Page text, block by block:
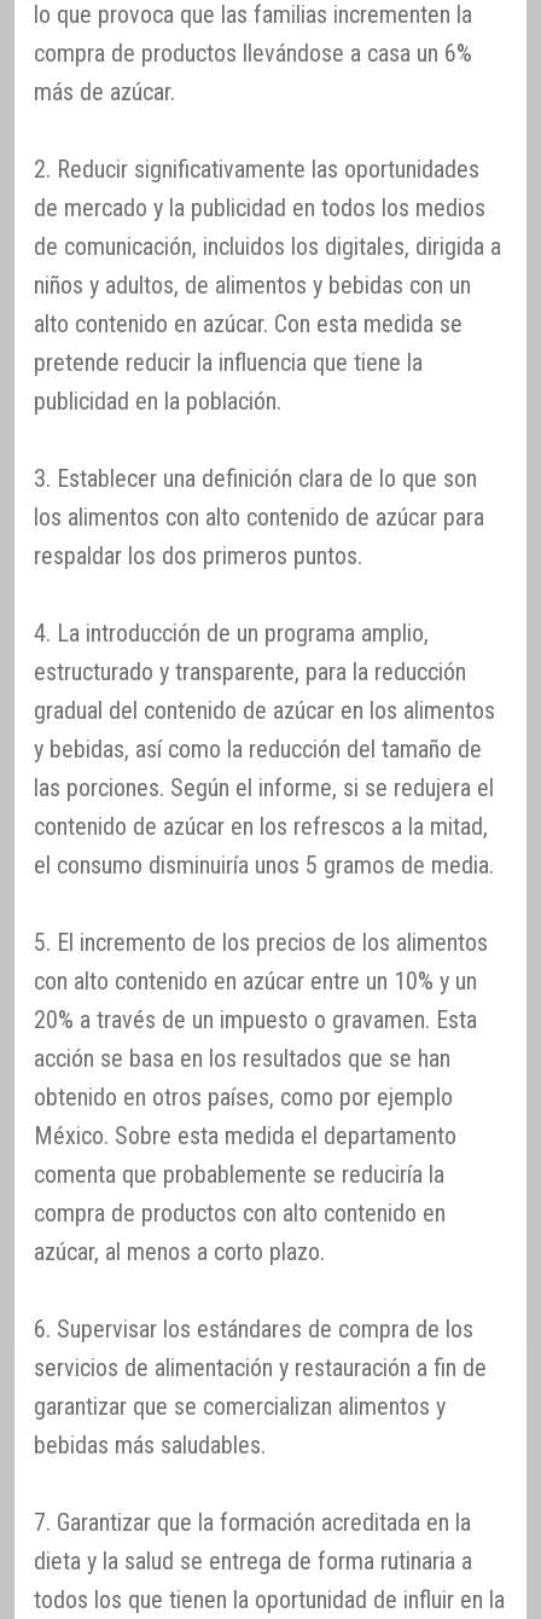
lo que provoca que las familias incrementen la
compra de productos llevándose a casa un 6%
más de azúcar.
2. Reducir significativamente las oportunidades
de mercado y la publicidad en todos los medios
de comunicación, incluidos los digitales, dirigida a
niños y adultos, de alimentos y bebidas con un
alto contenido en azúcar. Con esta medida se
pretende reducir la influencia que tiene la
publicidad en la población.
3. Establecer una definición clara de lo que son
los alimentos con alto contenido de azúcar para
respaldar los dos primeros puntos.
4. La introducción de un programa amplio,
estructurado y transparente, para la reducción
gradual del contenido de azúcar en los alimentos
y bebidas, así como la reducción del tamaño de
las porciones. Según el informe, si se redujera el
contenido de azúcar en los refrescos a la mitad,
el consumo disminuiría unos 5 gramos de media.
5. El incremento de los precios de los alimentos
con alto contenido en azúcar entre un 10% y un
20% a través de un impuesto o gravamen. Esta
acción se basa en los resultados que se han
obtenido en otros países, como por ejemplo
México. Sobre esta medida el departamento
comenta que probablemente se reduciría la
compra de productos con alto contenido en
azúcar, al menos a corto plazo.
6. Supervisar los estándares de compra de los
servicios de alimentación y restauración a fin de
garantizar que se comercializan alimentos y
bebidas más saludables.
7. Garantizar que la formación acreditada en la
dieta y la salud se entrega de forma rutinaria a
todos los que tienen la oportunidad de influir en la